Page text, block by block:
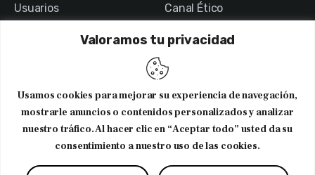
Valoramos tu privacidad
Usamos cookies para mejorar su experiencia de navegación,
mostrarle anuncios o contenidos personalizados y analizar
nuestro tráfico. Al hacer clic en “Aceptar todo” usted da su
consentimiento a nuestro uso de las cookies.
Usuarios
Canal Ético
Suscribirme al newsletter